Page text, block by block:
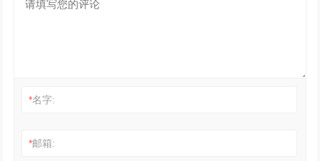
*名字:
*邮箱: